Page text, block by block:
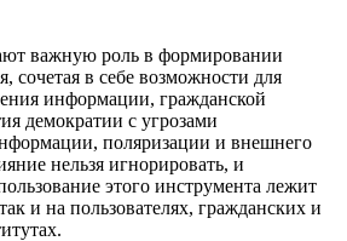
важную роль в формировании
сочетая в себе возможности для
информации, гражданской
демократии с угрозами
поляризации и внешнего
нельзя игнорировать, и
этого инструмента лежит
и на пользователях, гражданских и